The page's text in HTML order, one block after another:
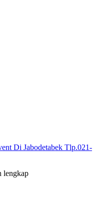
Di Jabodetabek Tlp.021-
lengkap